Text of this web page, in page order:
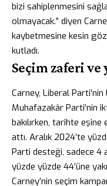
bizi sahiplenmesini
olmayacak.” diyen
kaybetmesine kesin
kutladı.
Seçim zaferi
Carney, Liberal
Muhafazakâr Parti’nin
bakılırken, tarihte
attı. Aralık 2024’te
Parti desteği, sadece 4
yüzde yüzde 44’üne
Carney’nin seçim